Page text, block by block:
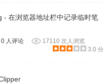
- 在浏览器地址栏中记录临时笔
0 人评论
17110 次人浏览
3.0 分